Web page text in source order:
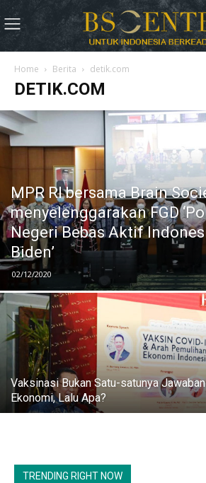
Home Berita detik.com
DETIK.COM
MPR RI bersama Brain
menyelenggarakan FGD
Negeri Bebas Aktif
Biden’
02/12/2020
Vaksinasi Bukan Satu-satunya
Ekonomi, Lalu Apa?
TRENDING RIGHT NOW